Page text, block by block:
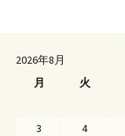
ー2026年8月
月
火
3
4